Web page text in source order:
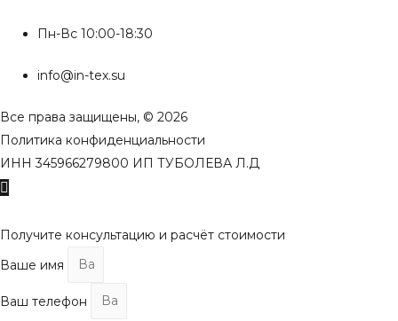
Пн-Вс 10:00-18:30
info@in-tex.su
Все права защищены, © 2026
Политика конфиденциальности
ИНН 345966279800 ИП ТУБОЛЕВА Л.Д
Получите консультацию и расчёт стоимости
Ваше имя
Ваш телефон